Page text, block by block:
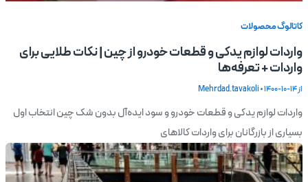
کاتالوگ محصولات
واردات لوازم یدکی و قطعات خودرو از چین | نکات طلایی برای
واردات + تعرفه‌ها
از Mehrdad.tavakoli•1400-10-14
واردات لوازم یدکی و قطعات خودرو و سود ایده‌آل بدون شک چین انتخاب اول
بسیاری از بازرگانان برای واردات کالاهای